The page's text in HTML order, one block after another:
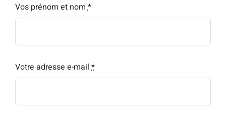
Vos prénom et nom*
Votre adresse e-mail*